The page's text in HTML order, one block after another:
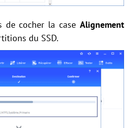
de cocher la case Alignement
du SSD.